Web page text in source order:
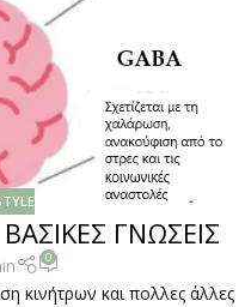
ΓΝΩΣΕΙΣ
0
κινήτρων και πολλες άλλες